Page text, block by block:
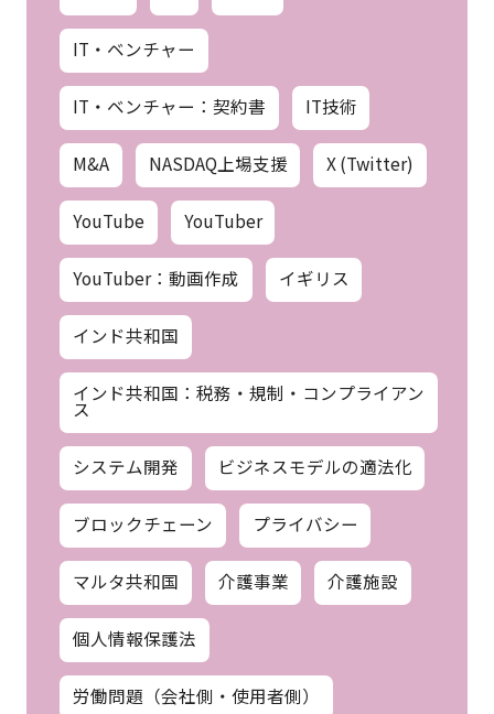
IT・ベンチャー
IT・ベンチャー：契約書 IT技術
M&A NASDAQ上場支援 X (Twitter)
YouTube YouTuber
YouTuber：動画作成 イギリス
インド共和国
インド共和国：税務・規制・コンプライアン
ス
システム開発 ビジネスモデルの適法化
ブロックチェーン プライバシー
マルタ共和国 介護事業 介護施設
個人情報保護法
労働問題（会社側・使用者側）